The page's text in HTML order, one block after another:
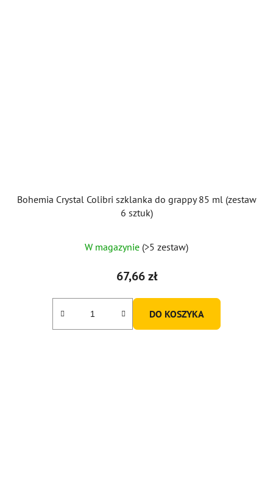
Bohemia Crystal Colibri szklanka do grappy 85 ml (zestaw
6 sztuk)
W magazynie (>5 zestaw)
67,66 zł
DO KOSZYKA